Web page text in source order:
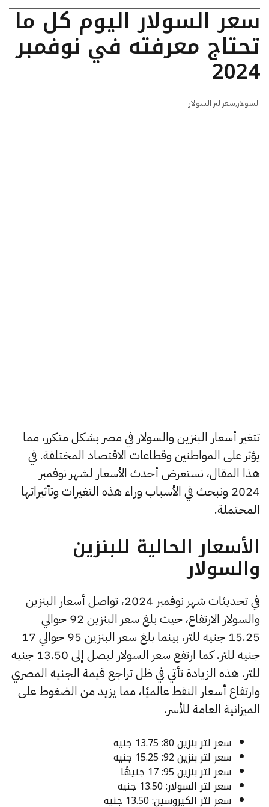
سعر السولار اليوم كل ما
تحتاج معرفته في نوفمبر
2024
السولار,سعر لتر السولار
تتغير أسعار البنزين والسولار في مصر بشكل متكرر، مما
يؤثر على المواطنين وقطاعات الاقتصاد المختلفة. في
هذا المقال، نستعرض أحدث الأسعار لشهر نوفمبر
2024 ونبحث في الأسباب وراء هذه التغيرات وتأثيراتها
المحتملة.
الأسعار الحالية للبنزين
والسولار
في تحديثات شهر نوفمبر 2024، تواصل أسعار البنزين
والسولار الارتفاع، حيث بلغ سعر البنزين 92 حوالي
15.25 جنيه للتر، بينما بلغ سعر البنزين 95 حوالي 17
جنيه للتر. كما ارتفع سعر السولار ليصل إلى 13.50 جنيه
للتر. هذه الزيادة تأتي في ظل تراجع قيمة الجنيه المصري
وارتفاع أسعار النفط عالميًا، مما يزيد من الضغوط على
الميزانية العامة للأسر.
سعر لتر بنزين 80: 13.75 جنيه
سعر لتر بنزين 92: 15.25 جنيه
سعر لتر بنزين 95: 17 جنيهًا
سعر لتر السولار: 13.50 جنيه
سعر لتر الكيروسين: 13.50 جنيه